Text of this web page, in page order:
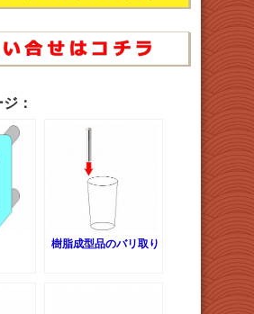
：
樹脂成型品のバリ取り